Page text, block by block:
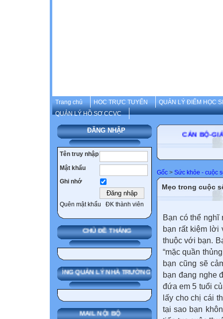
Trang chủ HOC TRỰC TUYẾN
QUẢN LÝ ĐIỂM HỌC
QUẢN LÝ HỒ SƠ CCVC
ĐĂNG NHẬP
Tên truy nhập
Mật khẩu
Ghi nhớ
Quên mật khẩu ĐK thành viên
CHỦ ĐỀ THÁNG
SMAS HỆ THỐNG QUẢN LÝ NHÀ TRƯỜNG
MAIL NỘI BỘ
CÁN
Gốc > Sức khỏe - cuộc
Mẹo trong cuộc
Bạn có thể
bạn rất kiệm
thuộc với bạn.
“mặc quần
bạn cũng sẽ
bạn đang nghe
đứa em 5 tuổi
lấy cho chị cái
tại sao bạn